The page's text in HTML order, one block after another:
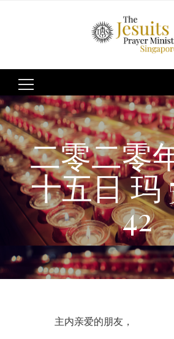
Search
for:
二零二零
十五日 玛
42
主内亲爱的朋友，